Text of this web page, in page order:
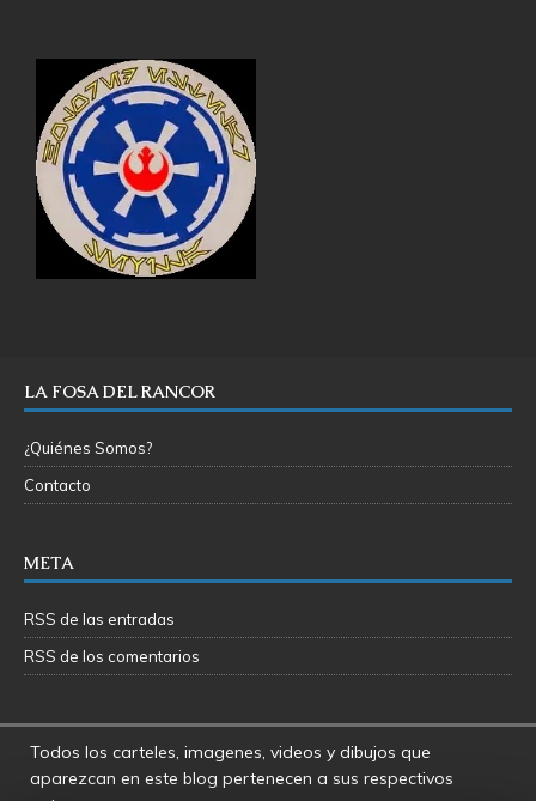
LA FOSA DEL RANCOR
¿Quiénes Somos?
Contacto
META
RSS de las entradas
RSS de los comentarios
Todos los carteles, imagenes, videos y dibujos que
aparezcan en este blog pertenecen a sus respectivos